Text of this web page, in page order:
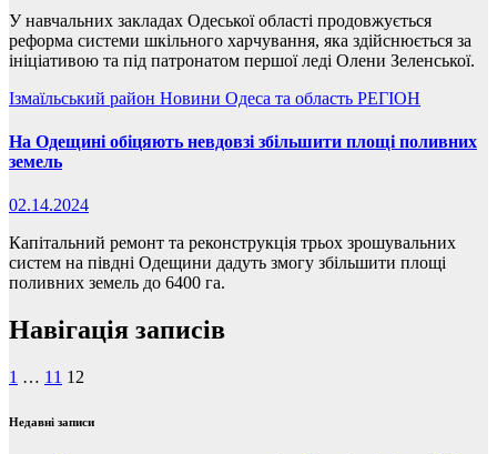
У навчальних закладах Одеської області продовжується
реформа системи шкільного харчування, яка здійснюється за
ініціативою та під патронатом першої леді Олени Зеленської.
Ізмаїльський район Новини Одеса та область РЕГІОН
На Одещині обіцяють невдовзі збільшити площі поливних
земель
02.14.2024
Капітальний ремонт та реконструкція трьох зрошувальних
систем на півдні Одещини дадуть змогу збільшити площі
поливних земель до 6400 га.
Навігація записів
1 … 11 12
Недавні записи